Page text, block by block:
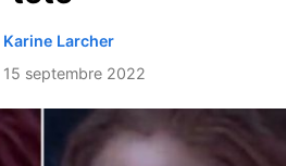
Karine Larcher
15 septembre 2022